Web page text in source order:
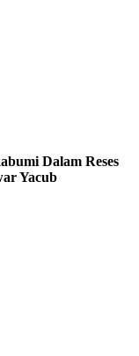
Dalam Reses
Yacub